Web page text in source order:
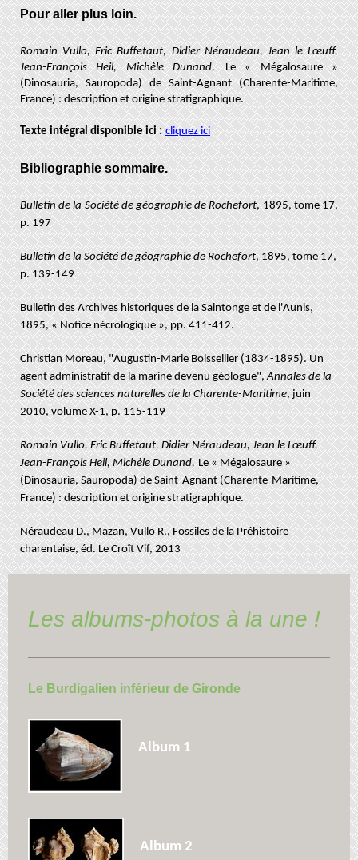
Pour aller plus loin.
Romain Vullo, Eric Buffetaut, Didier Néraudeau, Jean le Lœuff,
Jean-François Heil, Michèle Dunand,
Le « Mégalosaure »
(Dinosauria, Sauropoda) de Saint-Agnant (Charente-Maritime,
France) : description et origine stratigraphique.
Texte intégral disponible ici : cliquez ici
Bibliographie sommaire.
Bulletin de la Société de géographie de Rochefort, 1895, tome 17,
p. 197
Bulletin de la Société de géographie de Rochefort, 1895, tome 17,
p. 139-149
Bulletin des Archives historiques de la Saintonge et de l'Aunis,
1895, « Notice nécrologique », pp. 411-412.
Christian Moreau, "Augustin-Marie Boissellier (1834-1895). Un
agent administratif de la marine devenu géologue",Annales de la
Société des sciences naturelles de la Charente-Maritime, juin
2010, volume X-1, p. 115-119
Romain Vullo, Eric Buffetaut, Didier Néraudeau, Jean le Lœuff,
Jean-François Heil, Michèle Dunand, Le « Mégalosaure »
(Dinosauria, Sauropoda) de Saint-Agnant (Charente-Maritime,
France) : description et origine stratigraphique.
Néraudeau D., Mazan, Vullo R., Fossiles de la Préhistoire
charentaise, éd. Le Croît Vif, 2013
Les albums-photos à la une !
Le Burdigalien inférieur de Gironde
Album 1
Album 2